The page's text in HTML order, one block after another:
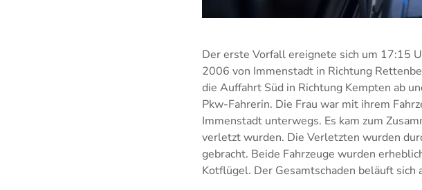
Der erste Vorfall ereignete sich um 17:15
2006 von Immenstadt in Richtung
die Auffahrt Süd in Richtung Kempten ab
Pkw-Fahrerin. Die Frau war mit ihrem
Immenstadt unterwegs. Es kam zum
verletzt wurden. Die Verletzten wurden
gebracht. Beide Fahrzeuge wurden
Kotflügel. Der Gesamtschaden beläuft